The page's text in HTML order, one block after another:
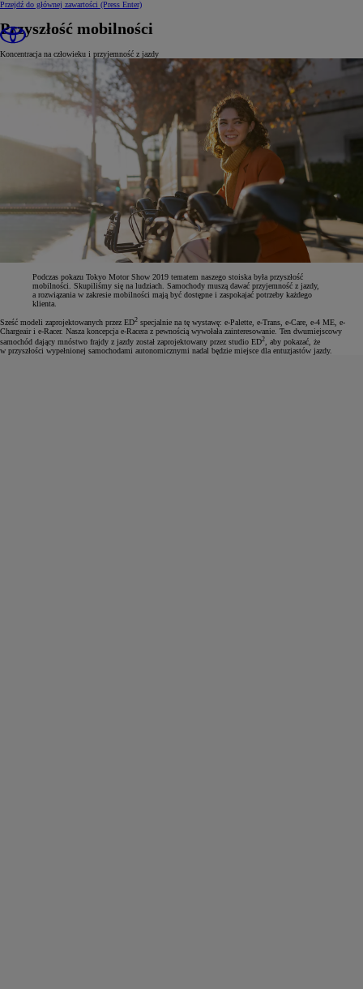
Przejdź do głównej zawartości (Press Enter)
Przyszłość mobilności
Koncentracja na człowieku i przyjemność z jazdy
Podczas pokazu Tokyo Motor Show 2019 tematem naszego stoiska była przyszłość
mobilności. Skupiliśmy się na ludziach. Samochody muszą dawać przyjemność z jazdy,
a rozwiązania w zakresie mobilności mają być dostępne i zaspokajać potrzeby każdego
klienta.
Sześć modeli zaprojektowanych przez ED2 specjalnie na tę wystawę: e-Palette, e-Trans, e-Care, e-4 ME, e-
Chargeair i e-Racer. Nasza koncepcja e-Racera z pewnością wywołała zainteresowanie. Ten dwumiejscowy
samochód dający mnóstwo frajdy z jazdy został zaprojektowany przez studio ED2, aby pokazać, że
w przyszłości wypełnionej samochodami autonomicznymi nadal będzie miejsce dla entuzjastów jazdy.